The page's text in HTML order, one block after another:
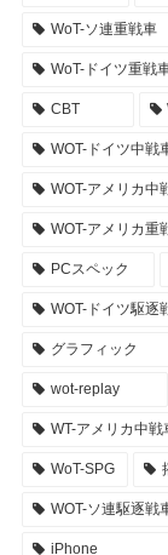
WoT-ソ連重戦車
WoT-ドイツ重戦
CBT
WOT-ドイツ中戦
WOT-アメリカ中
WOT-アメリカ重
PCスペック
WOT-ドイツ駆逐
グラフィック
wot-replay
WT-アメリカ中戦
WoT-SPG
WOT-ソ連駆逐戦
iPhone